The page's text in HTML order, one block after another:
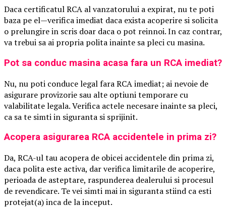
Daca certificatul RCA al vanzatorului a expirat, nu te poti
baza pe el—verifica imediat daca exista acoperire si solicita
o prelungire in scris doar daca o pot reinnoi. In caz contrar,
va trebui sa ai propria polita inainte sa pleci cu masina.
Pot sa conduc masina acasa fara un RCA imediat?
Nu, nu poti conduce legal fara RCA imediat; ai nevoie de
asigurare provizorie sau alte optiuni temporare cu
valabilitate legala. Verifica actele necesare inainte sa pleci,
ca sa te simti in siguranta si sprijinit.
Acopera asigurarea RCA accidentele in prima zi?
Da, RCA-ul tau acopera de obicei accidentele din prima zi,
daca polita este activa, dar verifica limitarile de acoperire,
perioada de asteptare, raspunderea dealerului si procesul
de revendicare. Te vei simti mai in siguranta stiind ca esti
protejat(a) inca de la inceput.